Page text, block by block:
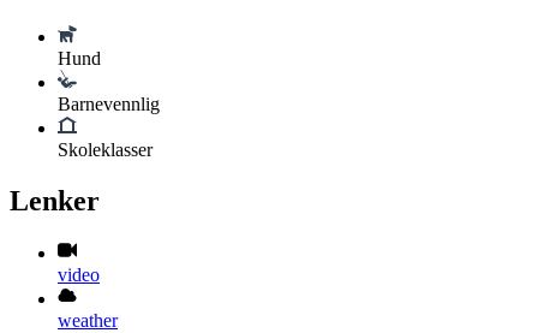
Hund
Barnevennlig
Skoleklasser
Lenker
video
weather